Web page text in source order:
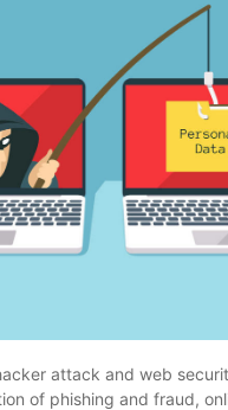
attack and web
of phishing and fraud,